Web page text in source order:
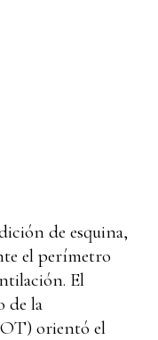
de esquina,
el perímetro
El
de la
orientó el